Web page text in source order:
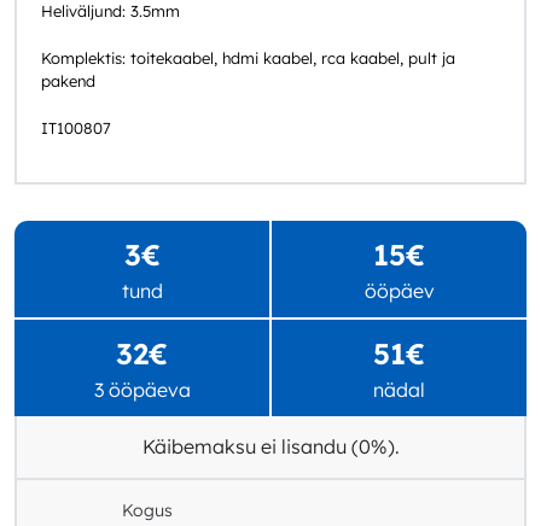
Heliväljund: 3.5mm
Komplektis: toitekaabel, hdmi kaabel, rca kaabel, pult ja
pakend
IT100807
3€
tund
15€
ööpäev
32€
3 ööpäeva
51€
nädal
Käibemaksu ei lisandu (0%).
Kogus